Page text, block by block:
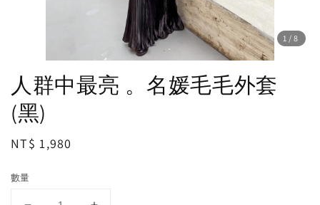
1 /8
人群中最亮 。名媛毛毛外套
(黑)
Regular
NT$ 1,980
數量